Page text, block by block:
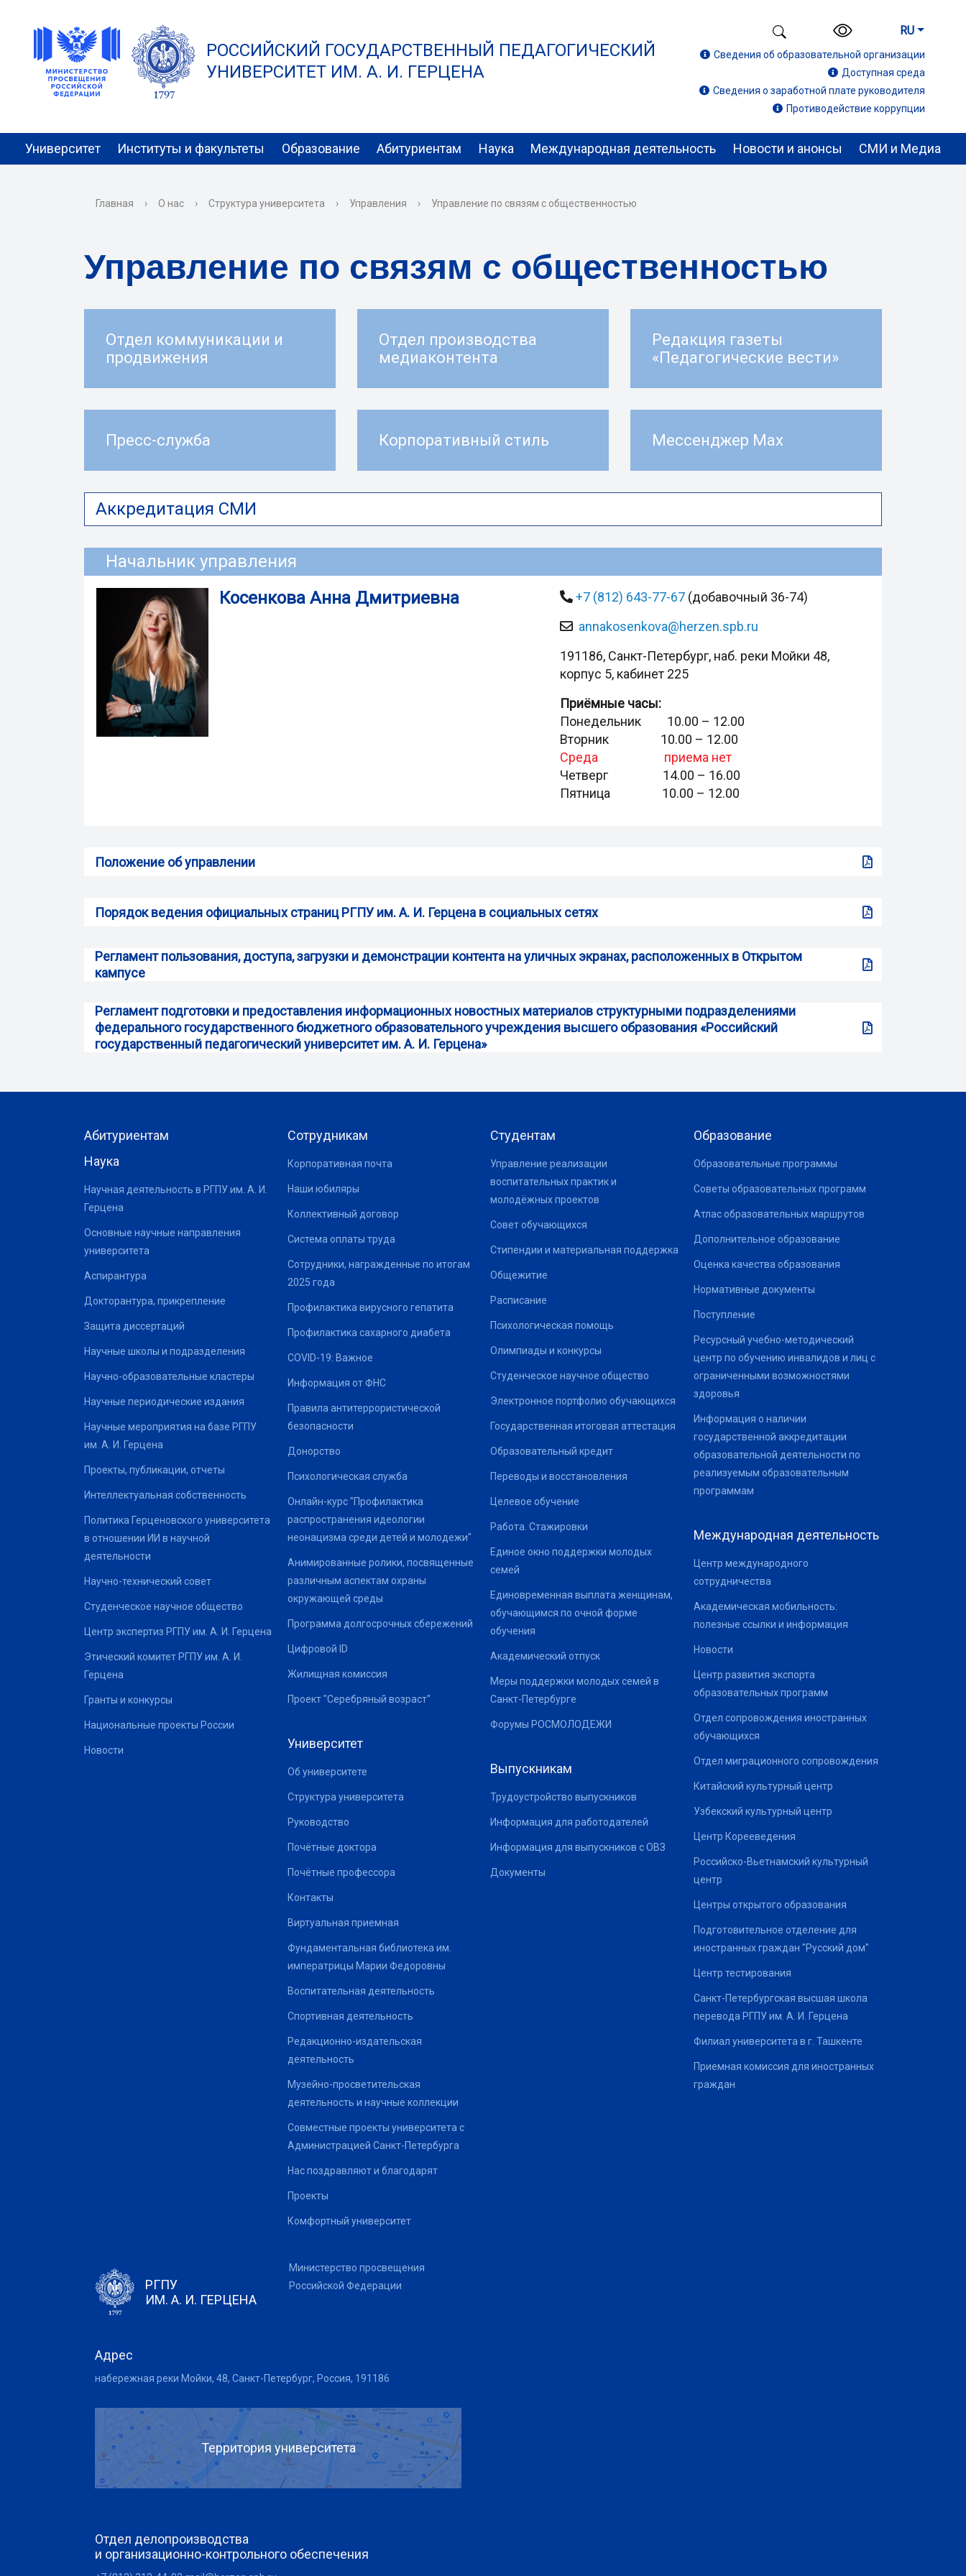
РОССИЙСКИЙ ГОСУДАРСТВЕННЫЙ ПЕДАГОГИЧЕСКИЙ
УНИВЕРСИТЕТ ИМ. А. И. ГЕРЦЕНА
RU
Сведения об образовательной организации
Доступная среда
Сведения о заработной плате руководителя
Противодействие коррупции
Университет Институты и факультеты Образование Абитуриентам Наука Международная деятельность Новости и анонсы СМИ и Медиа
Главная › О нас › Структура университета › Управления › Управление по связям с общественностью
Управление по связям с общественностью
Отдел коммуникации и
продвижения
Отдел производства
медиаконтента
Редакция газеты
«Педагогические вести»
Пресс-служба Корпоративный стиль Мессенджер Max
Аккредитация СМИ
Начальник управления
Косенкова Анна Дмитриевна
+7 (812) 643-77-67 (добавочный 36-74)
annakosenkova@herzen.spb.ru
191186, Санкт-Петербург, наб. реки Мойки 48,
корпус 5, кабинет 225
Приёмные часы:
Понедельник 10.00 – 12.00
Вторник 10.00 – 12.00
Среда приема нет
Четверг 14.00 – 16.00
Пятница 10.00 – 12.00
Положение об управлении
Порядок ведения официальных страниц РГПУ им. А. И. Герцена в социальных сетях
Регламент пользования, доступа, загрузки и демонстрации контента на уличных экранах, расположенных в Открытом
кампусе
Регламент подготовки и предоставления информационных новостных материалов структурными подразделениями
федерального государственного бюджетного образовательного учреждения высшего образования «Российский
государственный педагогический университет им. А. И. Герцена»
Абитуриентам
Наука
Научная деятельность в РГПУ им. А. И.
Герцена
Основные научные направления
университета
Аспирантура
Докторантура, прикрепление
Защита диссертаций
Научные школы и подразделения
Научно-образовательные кластеры
Научные периодические издания
Научные мероприятия на базе РГПУ
им. А. И. Герцена
Проекты, публикации, отчеты
Интеллектуальная собственность
Политика Герценовского университета
в отношении ИИ в научной
деятельности
Научно-технический совет
Студенческое научное общество
Центр экспертиз РГПУ им. А. И. Герцена
Этический комитет РГПУ им. А. И.
Герцена
Гранты и конкурсы
Национальные проекты России
Новости
Сотрудникам
Корпоративная почта
Наши юбиляры
Коллективный договор
Система оплаты труда
Сотрудники, награжденные по итогам
2025 года
Профилактика вирусного гепатита
Профилактика сахарного диабета
COVID-19: Важное
Информация от ФНС
Правила антитеррористической
безопасности
Донорство
Психологическая служба
Онлайн-курс "Профилактика
распространения идеологии
неонацизма среди детей и молодежи"
Анимированные ролики, посвященные
различным аспектам охраны
окружающей среды
Программа долгосрочных сбережений
Цифровой ID
Жилищная комиссия
Проект "Серебряный возраст"
Университет
Об университете
Структура университета
Руководство
Почётные доктора
Почётные профессора
Контакты
Виртуальная приемная
Фундаментальная библиотека им.
императрицы Марии Федоровны
Воспитательная деятельность
Спортивная деятельность
Редакционно-издательская
деятельность
Музейно-просветительская
деятельность и научные коллекции
Совместные проекты университета с
Администрацией Санкт-Петербурга
Нас поздравляют и благодарят
Проекты
Комфортный университет
Студентам
Управление реализации
воспитательных практик и
молодёжных проектов
Совет обучающихся
Стипендии и материальная поддержка
Общежитие
Расписание
Психологическая помощь
Олимпиады и конкурсы
Студенческое научное общество
Электронное портфолио обучающихся
Государственная итоговая аттестация
Образовательный кредит
Переводы и восстановления
Целевое обучение
Работа. Стажировки
Единое окно поддержки молодых
семей
Единовременная выплата женщинам,
обучающимся по очной форме
обучения
Академический отпуск
Меры поддержки молодых семей в
Санкт-Петербурге
Форумы РОСМОЛОДЕЖИ
Выпускникам
Трудоустройство выпускников
Информация для работодателей
Информация для выпускников с ОВЗ
Документы
Образование
Образовательные программы
Советы образовательных программ
Атлас образовательных маршрутов
Дополнительное образование
Оценка качества образования
Нормативные документы
Поступление
Ресурсный учебно-методический
центр по обучению инвалидов и лиц с
ограниченными возможностями
здоровья
Информация о наличии
государственной аккредитации
образовательной деятельности по
реализуемым образовательным
программам
Международная деятельность
Центр международного
сотрудничества
Академическая мобильность:
полезные ссылки и информация
Новости
Центр развития экспорта
образовательных программ
Отдел сопровождения иностранных
обучающихся
Отдел миграционного сопровождения
Китайский культурный центр
Узбекский культурный центр
Центр Корееведения
Российско-Вьетнамский культурный
центр
Центры открытого образования
Подготовительное отделение для
иностранных граждан "Русский дом"
Центр тестирования
Санкт-Петербургская высшая школа
перевода РГПУ им. А. И. Герцена
Филиал университета в г. Ташкенте
Приемная комиссия для иностранных
граждан
РГПУ
ИМ. А. И. ГЕРЦЕНА
Министерство просвещения
Российской Федерации
Адрес
набережная реки Мойки, 48, Санкт-Петербург, Россия, 191186
Территория университета
Отдел делопроизводства
и организационно-контрольного обеспечения